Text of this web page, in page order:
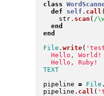
class
def
self . call (
    str
. scan ( /
end
end
File . write(
TEXT
pipeline = File .
pipeline . call (